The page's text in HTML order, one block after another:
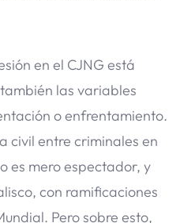
en el CJNG está
las variables
o enfrentamiento.
civil entre criminales en
es mero espectador, y
con ramificaciones
Pero sobre esto,